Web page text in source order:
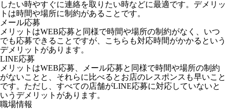
したい時やすぐに連絡を取りたい時などに最適です。デメリッ
トは時間や場所に制約があることです。
メール応募
メリットはWEB応募と同様で時間や場所の制約がなく、いつ
でも応募できることですが、こちらも対応時間がかかるという
デメリットがあります。
LINE応募
メリットはWEB応募、メール応募と同様で時間や場所の制約
がないことと、それらに比べるとお店のレスポンスも早いこと
です。ただし、すべての店舗がLINE応募に対応していないと
いうデメリットがあります。
職場情報